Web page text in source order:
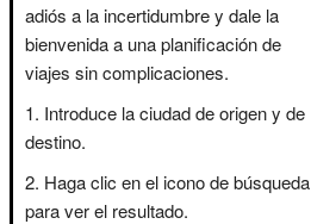
adiós a la incertidumbre y dale la
bienvenida a una planificación de
viajes sin complicaciones.
Introduce la ciudad de origen y de
destino.
Haga clic en el icono de búsqueda
para ver el resultado.